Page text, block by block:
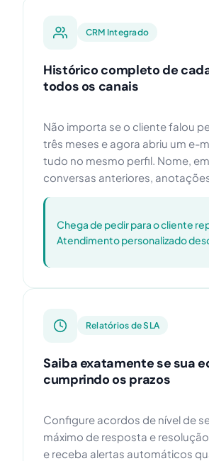
CRM Integrado
Histórico completo de
todos os canais
Não importa se o cliente falou
três meses e agora abriu um e-
tudo no mesmo perfil. Nome,
conversas anteriores,
Chega de pedir para o cliente
Atendimento personalizado
Relatórios de SLA
Saiba exatamente se sua
cumprindo os prazos
Configure acordos de nível de
máximo de resposta e
e receba alertas automáticos